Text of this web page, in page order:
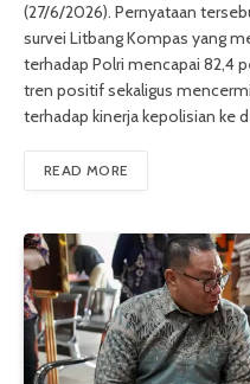
(27/6/2026). Pernyataan
survei Litbang Kompas yang
terhadap Polri mencapai 82,4
tren positif sekaligus
terhadap kinerja kepolisian ke
READ MORE